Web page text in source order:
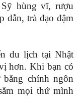
hùng vĩ, rượu
dẫn, trà đạo đậm
du lịch tại Nhật
hơn. Khi bạn có
chính ngôn
mọi thứ mình